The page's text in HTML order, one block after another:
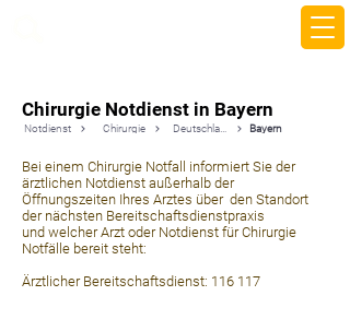
Chirurgie Notdienst in Bayern
Notdienst Chirurgie Bayern
Bei einem Chirurgie Notfall informiert Sie der
ärztlichen Notdienst außerhalb der
Öffnungszeiten Ihres Arztes über den Standort
der nächsten Bereitschaftsdienstpraxis
und welcher Arzt oder Notdienst für Chirurgie
Notfälle bereit steht:
Ärztlicher Bereitschaftsdienst: 116 117